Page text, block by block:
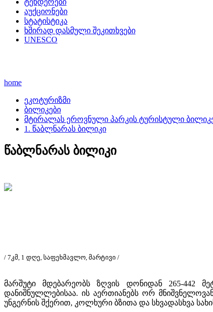
ტენდერები
აუქციონები
სტატისტიკა
ხშირად დასმული შეკითხვები
UNESCO
home
ეკოტურიზმი
ბილიკები
მტირალას ეროვნული პარკის ტურისტული
1. წაბლნარას ბილიკი
წაბლნარას ბილიკი
/ 7კმ, 1 დღე, საფეხმავლო, მარტივი /
მარშუტი მდებარეობს ზღვის დონიდან 265-442
დანიშნულლებისაა. ის აერთიანებს ორ
უნგერნის შქერით, კოლხური ბზითა და სხვადასხვა